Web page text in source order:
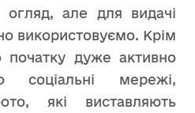
огляд, але для видачі
використовуємо. Крім
початку дуже активно
соціальні мережі,
які виставляють